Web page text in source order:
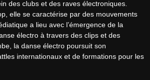
des clubs et des raves électroniques.
elle se caractérise par des mouvements
a lieu avec l’émergence de la
électro à travers des clips et des
la danse électro poursuit son
internationaux et de formations pour les